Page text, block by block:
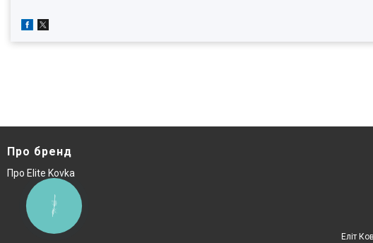
Про бренд
Про Elite Kovka
КНОПКА
ЗВ'ЯЗКУ